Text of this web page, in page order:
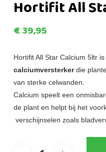
Hortifit All
€39,95
Hortifit All Star Calcium 5ltr
calciumversterkerdie
van sterke celwanden.
Calcium speelt een
de plant en helpt bij het
verschijnselen zoals